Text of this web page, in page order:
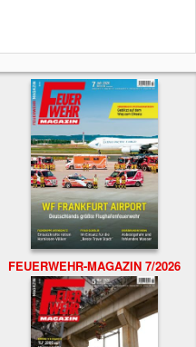
FEUERWEHR-MAGAZIN 7/2026